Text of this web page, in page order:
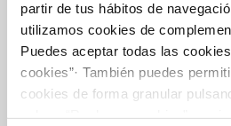
partir de tus hábitos de
utilizamos cookies de
Puedes aceptar todas las
cookies”· También puedes
cookies de forma granular
Gestiones Online